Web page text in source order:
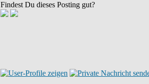
Findest Du dieses Posting gut?